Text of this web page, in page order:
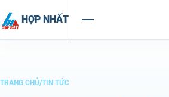
HỢP NHẤT
TRANG CHỦ/TIN TỨC